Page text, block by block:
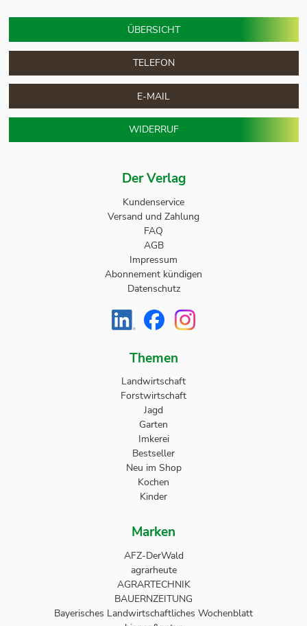
Der Verlag
Kundenservice
Versand und Zahlung
FAQ
AGB
Impressum
Abonnement kündigen
Datenschutz
Themen
Landwirtschaft
Forstwirtschaft
Jagd
Garten
Imkerei
Bestseller
Neu im Shop
Kochen
Kinder
Marken
AFZ-DerWald
agrarheute
AGRARTECHNIK
BAUERNZEITUNG
Bayerisches Landwirtschaftliches Wochenblatt
ÜBERSICHT
TELEFON
E-MAIL
WIDERRUF